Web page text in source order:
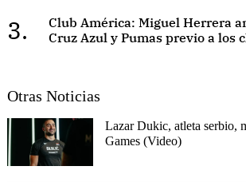
3.
Club América: Miguel Herrera
Cruz Azul y Pumas previo a los
Otras Noticias
Lazar Dukic, atleta serbio,
Games (Video)